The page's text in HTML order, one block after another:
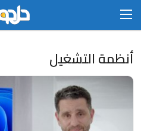
الدخول
الرئيسية
الاتصال بنا
أنظمة التشغيل